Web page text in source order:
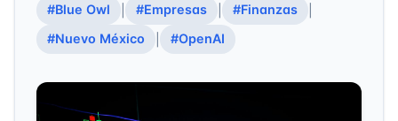
#Blue Owl #Empresas #Finanzas
#Nuevo México
#OpenAI